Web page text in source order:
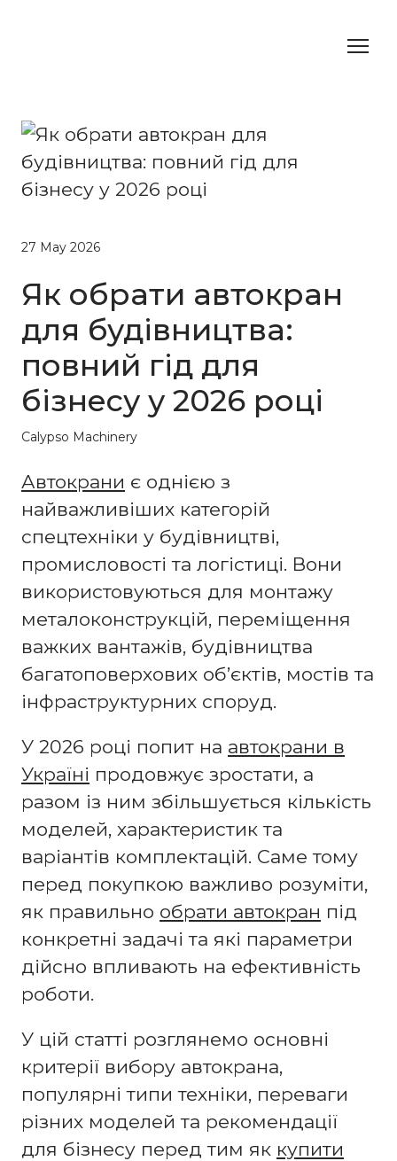
27 May 2026
Як обрати автокран
для будівництва:
повний гід для
бізнесу у 2026 році
Calypso Machinery
Автокрани є однією з
найважливіших категорій
спецтехніки у будівництві,
промисловості та логістиці. Вони
використовуються для монтажу
металоконструкцій, переміщення
важких вантажів, будівництва
багатоповерхових об’єктів, мостів та
інфраструктурних споруд.
У 2026 році попит на автокрани в
Україні продовжує зростати, а
разом із ним збільшується кількість
моделей, характеристик та
варіантів комплектацій. Саме тому
перед покупкою важливо розуміти,
як правильно обрати автокран під
конкретні задачі та які параметри
дійсно впливають на ефективність
роботи.
У цій статті розглянемо основні
критерії вибору автокрана,
популярні типи техніки, переваги
різних моделей та рекомендації
для бізнесу перед тим як купити